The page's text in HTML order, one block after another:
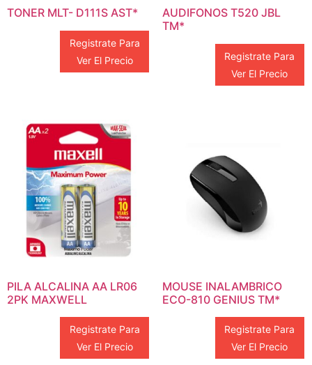
TONER MLT- D111S AST*
Registrate Para
Ver El Precio
AUDIFONOS T520 JBL
TM*
Registrate Para
Ver El Precio
PILA ALCALINA AA LR06
2PK MAXWELL
Registrate Para
Ver El Precio
MOUSE INALAMBRICO
ECO-810 GENIUS TM*
Registrate Para
Ver El Precio